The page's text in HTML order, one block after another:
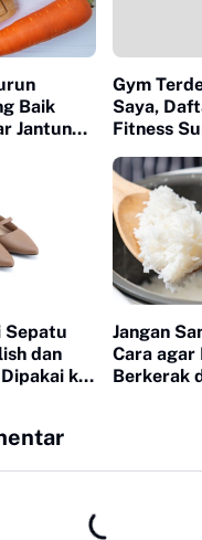
Baik
Jantung
Gym
Saya,
Fitness
Sepatu
dan
ke
Jangan
Cara agar
Berkerak